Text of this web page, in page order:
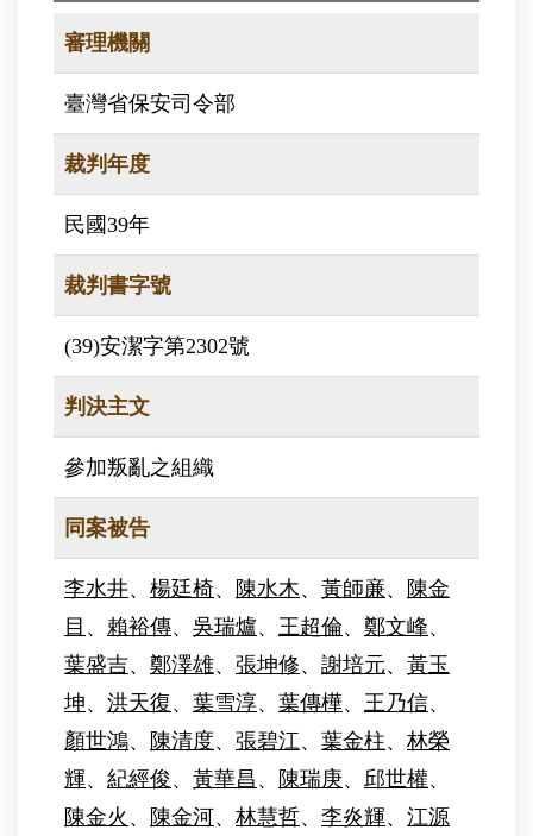
審理機關
臺灣省保安司令部
裁判年度
民國39年
裁判書字號
(39)安潔字第2302號
判決主文
參加叛亂之組織
同案被告
李水井、 楊廷椅、 陳水木、 黃師亷、
陳金
目 、 賴裕傳、 吳瑞爐、 王超倫、 鄭文峰、
葉盛吉、 鄭澤雄、 張坤修、 謝培元、 黃玉
坤、 洪天復 、 葉雪淳、 葉傳樺、 王乃信、
顏世鴻、 陳清度、 張碧江、 葉金柱、 林榮
輝、 紀經俊、 黃華昌 、 陳瑞庚、 邱世權、
陳金火 、 陳金河、 林慧哲、 李炎輝、 江源